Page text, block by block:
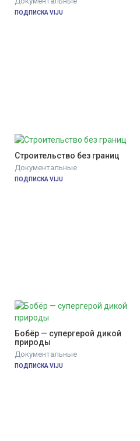
ПОДПИСКА VIJU
Строительство без границ
Документальные
ПОДПИСКА VIJU
Бобёр — супергерой дикой
природы
Документальные
ПОДПИСКА VIJU